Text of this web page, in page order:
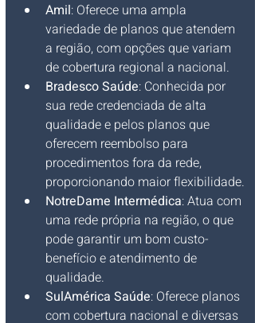
Amil: Oferece uma ampla
variedade de planos que atendem
a região, com opções que variam
de cobertura regional a nacional.
Bradesco Saúde: Conhecida por
sua rede credenciada de alta
qualidade e pelos planos que
oferecem reembolso para
procedimentos fora da rede,
proporcionando maior flexibilidade.
NotreDame Intermédica: Atua com
uma rede própria na região, o que
pode garantir um bom custo-
benefício e atendimento de
qualidade.
SulAmérica Saúde: Oferece planos
com cobertura nacional e diversas